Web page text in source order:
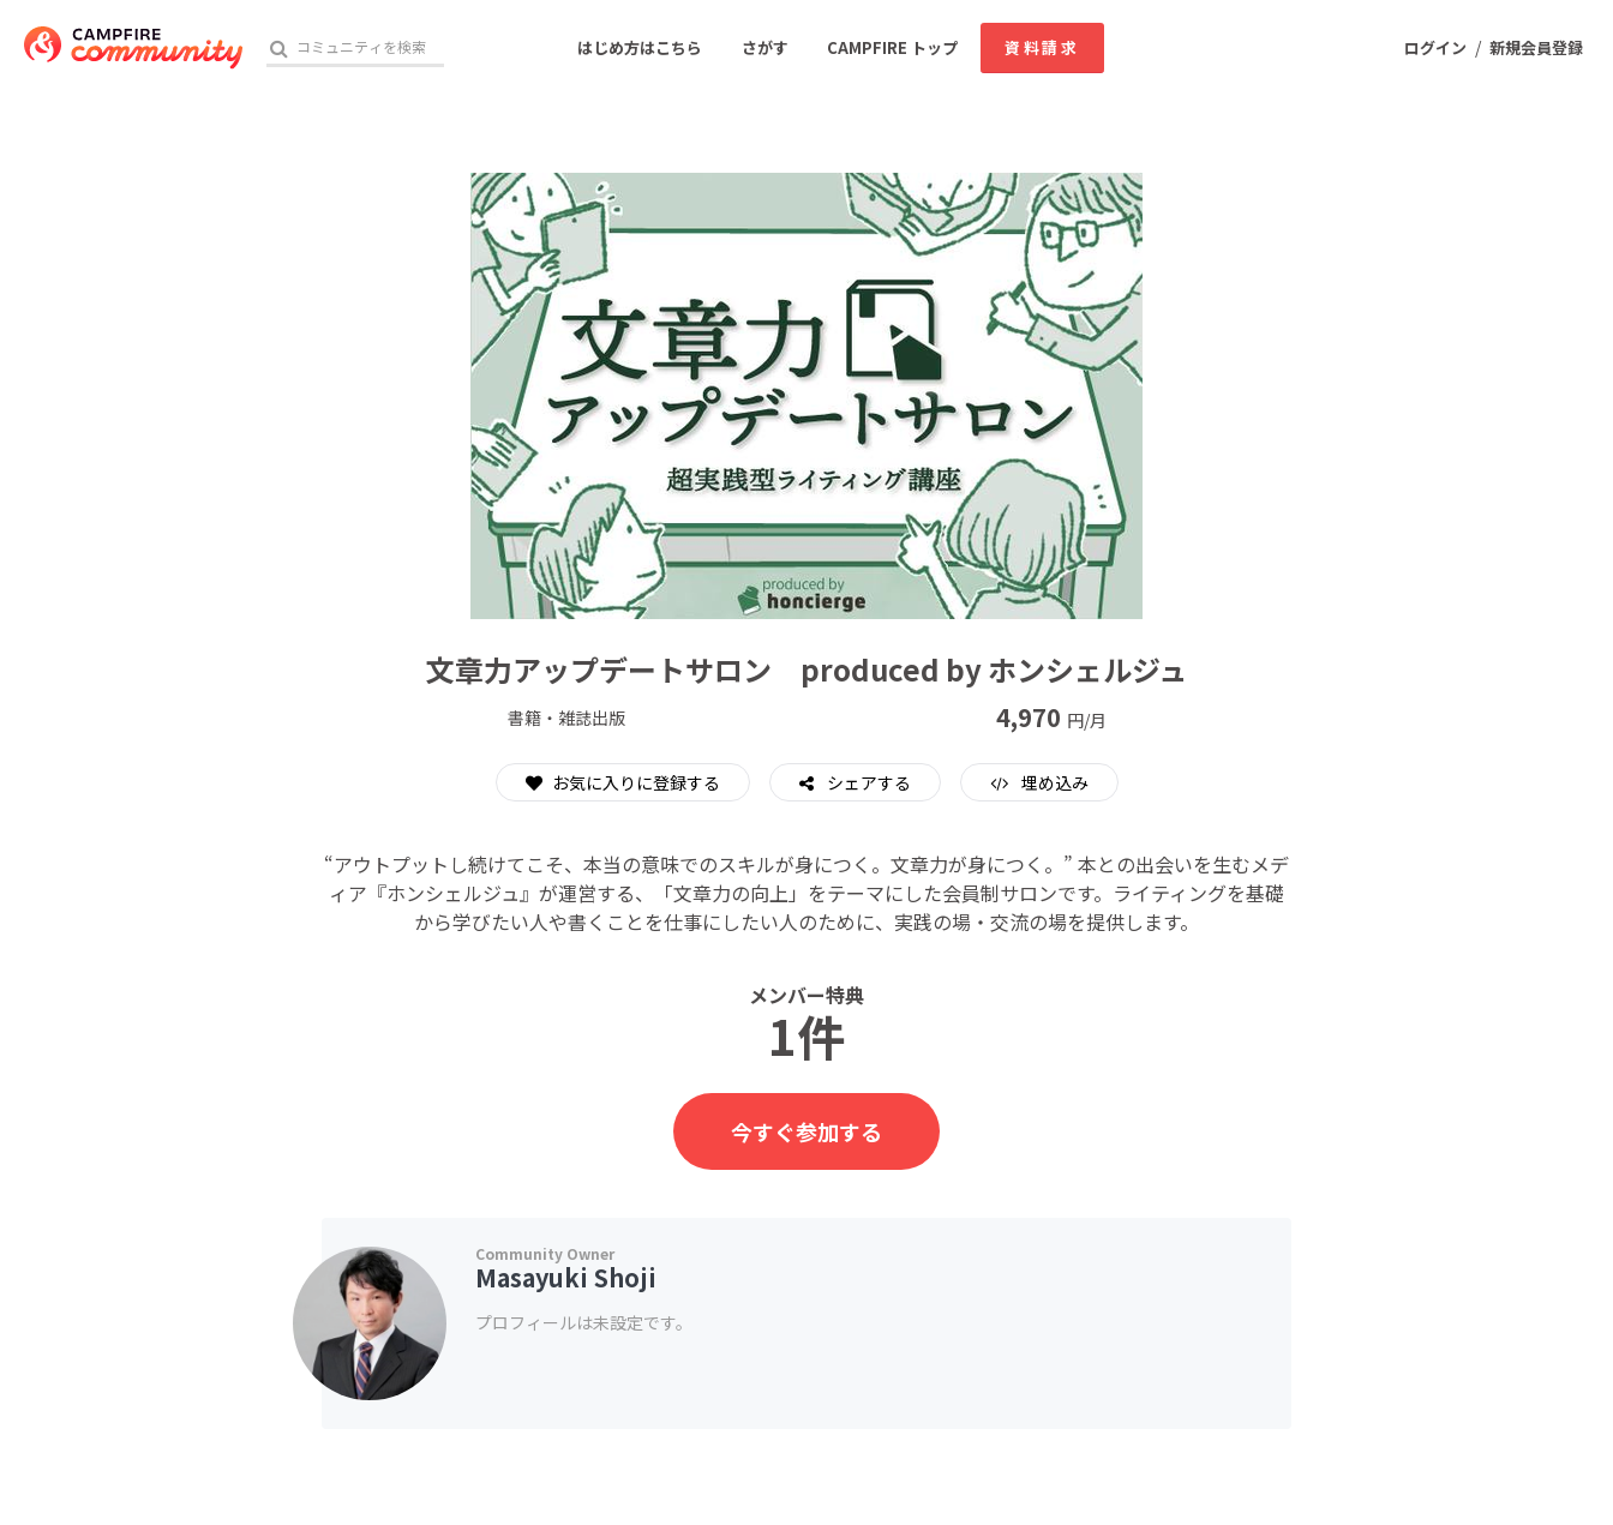
ログイン / 新規会員登録
はじめ方はこちら さがす CAMPFIRE トップ 資料請求
おすすめのコミュニティ 人気のコミュニティ 新着のコミュニティ
音楽 舞台・パフォーマンス
ゲーム・サービス開発 フード・飲食店
書籍・雑誌出版 アニメ・漫画
ソーシャルグッド ビューティー・ヘルスケア
CAMPFIRE for Social Good CAMPFIRE Creation
文章力アップデートサロン produced by ホンシェルジュ
書籍・雑誌出版 4,970 円/月
お気に入りに登録する シェアする 埋め込み
“アウトプットし続けてこそ、本当の意味でのスキルが身につく。文章力が身につく。” 本との出会いを生むメデ
ィア『ホンシェルジュ』が運営する、「文章力の向上」をテーマにした会員制サロンです。ライティングを基礎
から学びたい人や書くことを仕事にしたい人のために、実践の場・交流の場を提供します。
メンバー特典
1件
今すぐ参加する
Masayuki Shoji
プロフィールは未設定です。